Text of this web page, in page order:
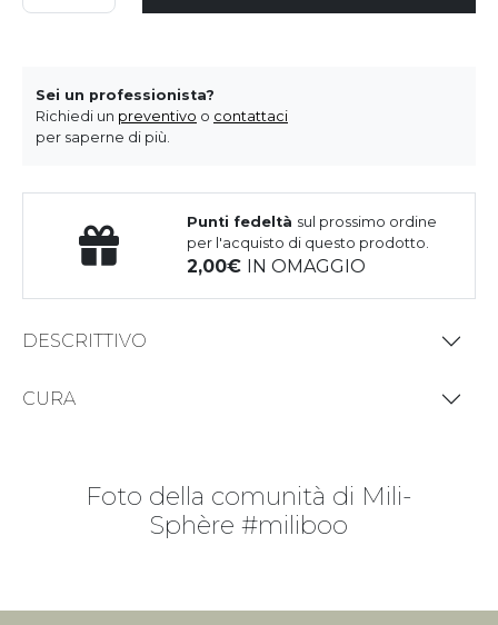
Sei un professionista?
Richiedi un preventivo o contattaci
per saperne di più.
Punti fedeltà sul prossimo ordine
per l'acquisto di questo prodotto.
2,00 IN OMAGGIO
DESCRITTIVO
CURA
Foto della comunità di Mili-
Sphère #miliboo